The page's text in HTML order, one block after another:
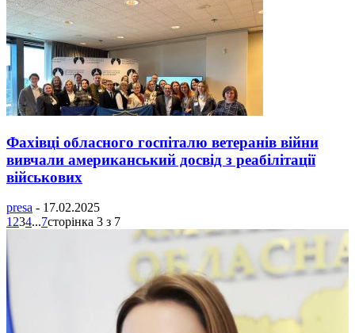
Фахівці обласного госпіталю ветеранів війни
вивчали американський досвід з реабілітації
військових
presa - 17.02.2025
1234...7сторінка 3 з 7